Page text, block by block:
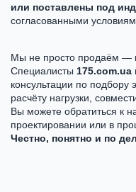
или поставлены под
согласованными
Мы не просто продаём —
Специалисты 175.com.ua
консультации по подбору
расчёту нагрузки,
Вы можете обратиться к
проектировании или в
Честно, понятно и по